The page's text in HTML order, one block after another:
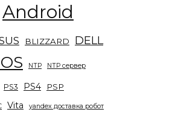
Android
BLIZZARD DELL
NTP NTP сервер
PS3 PS4 PSP
Vita
yandex доставка робот